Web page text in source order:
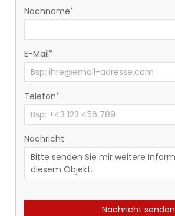
Nachname
E-Mail
Telefon
Nachricht
Nachricht senden